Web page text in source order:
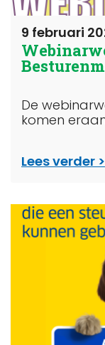
9 februari
De
komen
Lees verder